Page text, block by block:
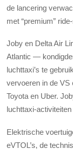
de lancering
met “premium”
Joby en Delta Air
Atlantic —
luchttaxi’s te
vervoeren in de VS
Toyota en Uber.
luchttaxi-
Elektrische
eVTOL’s, de